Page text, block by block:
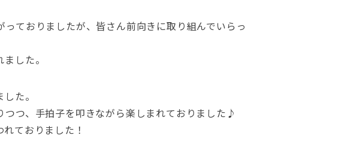
ておりましたが、皆さん前向きに取り組んでいらっ
した。
た。
つ、手拍子を叩きながら楽しまれておりました♪
ておりました！